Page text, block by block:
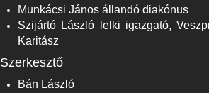
Munkácsi János állandó diakónus
Szijártó László lelki igazgató,
Karitász
Szerkesztő
Bán László